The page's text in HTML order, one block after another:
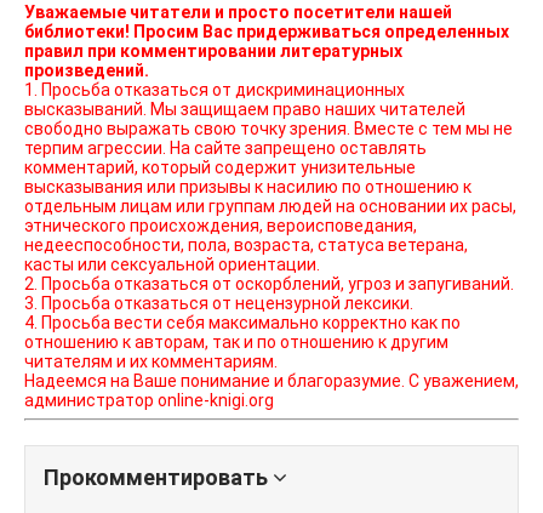
Уважаемые читатели и просто посетители нашей
библиотеки! Просим Вас придерживаться определенных
правил при комментировании литературных
произведений.
1. Просьба отказаться от дискриминационных
высказываний. Мы защищаем право наших читателей
свободно выражать свою точку зрения. Вместе с тем мы не
терпим агрессии. На сайте запрещено оставлять
комментарий, который содержит унизительные
высказывания или призывы к насилию по отношению к
отдельным лицам или группам людей на основании их расы,
этнического происхождения, вероисповедания,
недееспособности, пола, возраста, статуса ветерана,
касты или сексуальной ориентации.
2. Просьба отказаться от оскорблений, угроз и запугиваний.
3. Просьба отказаться от нецензурной лексики.
4. Просьба вести себя максимально корректно как по
отношению к авторам, так и по отношению к другим
читателям и их комментариям.
Надеемся на Ваше понимание и благоразумие. С уважением,
администратор online-knigi.org
Прокомментировать